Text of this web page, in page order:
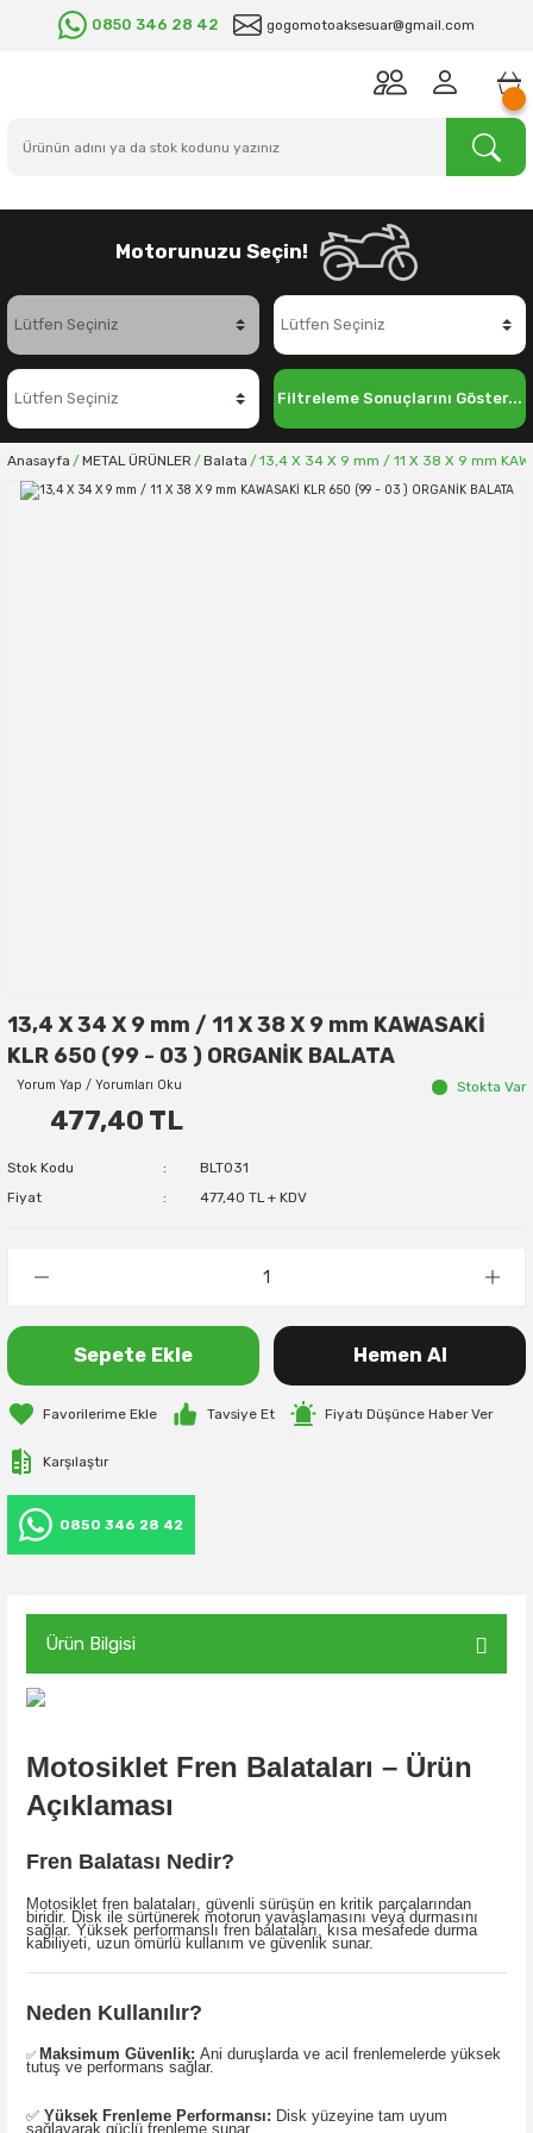
0850 346 28 42 gogomotoaksesuar@gmail.com
Motorunuzu Seçin!
Filtreleme Sonuçlarını Göster...
Anasayfa METAL ÜRÜNLER Balata 13,4 X 34 X 9 mm / 11 X 38 X 9 mm
13,4 X 34 X 9 mm / 11 X 38 X 9 mm KAWASAKİ
KLR 650 (99 - 03 ) ORGANİK BALATA
Yorum Yap / Yorumları Oku Stokta Var
477,40 TL
Stok Kodu
BLT031
Fiyat
477,40 TL + KDV
Sepete Ekle Hemen Al
Tavsiye Et Fiyatı Düşünce Haber Ver
Karşılaştır
0850 346 28 42
Ürün Bilgisi
Motosiklet Fren Balataları – Ürün
Açıklaması
Fren Balatası Nedir?
Motosiklet fren balataları, güvenli sürüşün en kritik parçalarından
biridir. Disk ile sürtünerek motorun yavaşlamasını veya durmasını
sağlar. Yüksek performanslı fren balataları, kısa mesafede durma
kabiliyeti, uzun ömürlü kullanım ve güvenlik sunar.
Neden Kullanılır?
✅ Maksimum Güvenlik: Ani duruşlarda ve acil frenlemelerde yüksek
tutuş ve performans sağlar.
✅ Yüksek Frenleme Performansı: Disk yüzeyine tam uyum
sağlayarak güçlü frenleme sunar.